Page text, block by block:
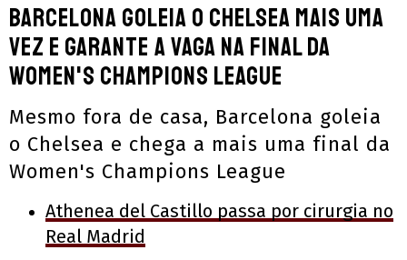
Barcelona goleia o Chelsea mais uma
vez e garante a vaga na final da
Women's Champions League
Mesmo fora de casa, Barcelona goleia
o Chelsea e chega a mais uma final da
Women's Champions League
Athenea del Castillo passa por cirurgia no
Real Madrid